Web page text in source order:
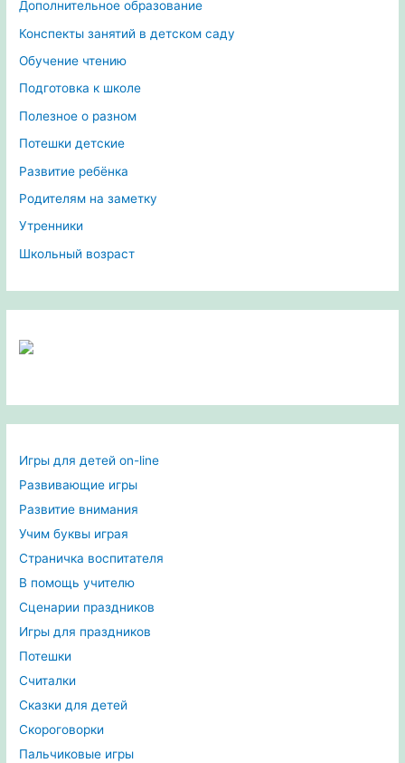
Дополнительное образование
Конспекты занятий в детском саду
Обучение чтению
Подготовка к школе
Полезное о разном
Потешки детские
Развитие ребёнка
Родителям на заметку
Утренники
Школьный возраст
Игры для детей on-line
Развивающие игры
Развитие внимания
Учим буквы играя
Страничка воспитателя
В помощь учителю
Сценарии праздников
Игры для праздников
Потешки
Считалки
Сказки для детей
Скороговорки
Пальчиковые игры